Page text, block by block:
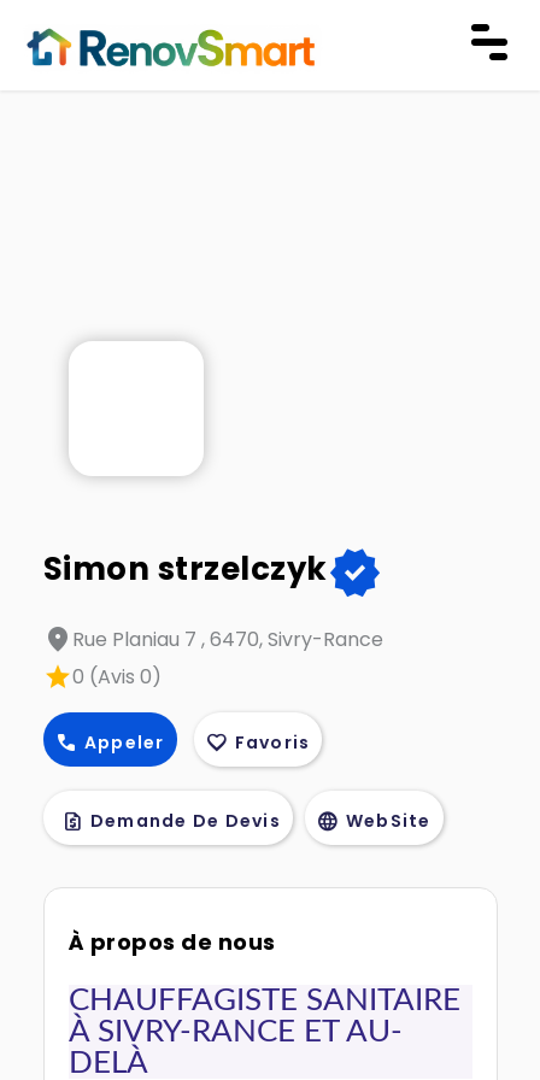
Simon strzelczykverified
location_on Rue Planiau 7 , 6470, Sivry-Rance
star0 (Avis 0)
call Appeler favorite Favoris
request_quote Demande De Devis language WebSite
À propos de nous
CHAUFFAGISTE SANITAIRE
À SIVRY‑RANCE ET AU-
DELÀ